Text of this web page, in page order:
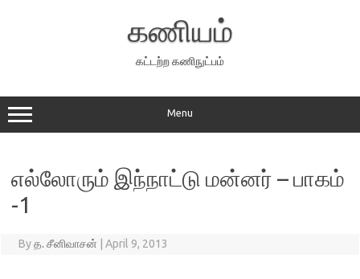
கணியம்
கட்டற்ற கணிநுட்பம்
Menu
எல்லோரும் இந்நாட்டு மன்னர் – பாகம்
-1
Byத. சீனிவாசன் April 9, 2013